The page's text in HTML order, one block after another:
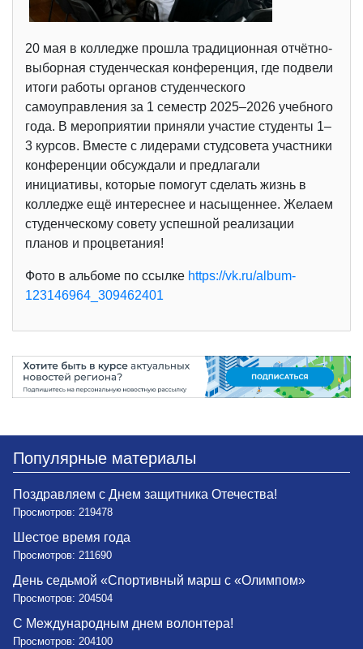
20 мая в колледже прошла традиционная отчётно-
выборная студенческая конференция, где подвели
итоги работы органов студенческого
самоуправления за 1 семестр 2025–2026 учебного
года. В мероприятии приняли участие студенты 1–
3 курсов. Вместе с лидерами студсовета участники
конференции обсуждали и предлагали
инициативы, которые помогут сделать жизнь в
колледже ещё интереснее и насыщеннее. Желаем
студенческому совету успешной реализации
планов и процветания!
Фото в альбоме по ссылке https://vk.ru/album-
123146964_309462401
Популярные материалы
Поздравляем с Днем защитника Отечества!
Просмотров: 219478
Шестое время года
Просмотров: 211690
День седьмой «Спортивный марш с «Олимпом»
Просмотров: 204504
С Международным днем волонтера!
Просмотров: 204100